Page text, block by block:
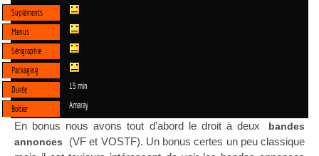
Supléments
Menus
Sérigraphie
Packaging
Durée
15 min
Boitier Amaray
En bonus nous avons tout d’abord le droit à deux
bandes
annonces
(VF et VOSTF). Un bonus certes un peu classique